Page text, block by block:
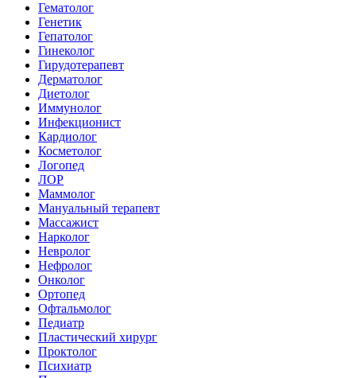
Гематолог
Генетик
Гепатолог
Гинеколог
Гирудотерапевт
Дерматолог
Диетолог
Иммунолог
Инфекционист
Кардиолог
Косметолог
Логопед
ЛОР
Маммолог
Мануальный терапевт
Массажист
Нарколог
Невролог
Нефролог
Онколог
Ортопед
Офтальмолог
Педиатр
Пластический хирург
Проктолог
Психиатр